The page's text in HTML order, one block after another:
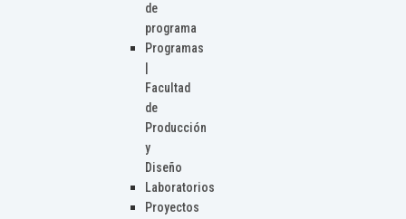
de
programa
Programas
Facultad
de
Producción
y
Diseño
Laboratorios
Proyectos